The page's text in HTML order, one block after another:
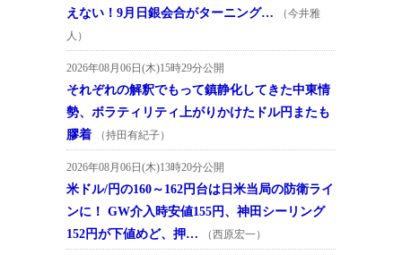
えない！9月日銀会合がターニング…
（今井雅
人）
2026年08月06日(木)15時29分公開
それぞれの解釈でもって鎮静化してきた中東情
勢、ボラティリティ上がりかけたドル円またも
膠着
（持田有紀子）
2026年08月06日(木)13時20分公開
米ドル/円の160～162円台は日米当局の防衛ライ
ンに！ GW介入時安値155円、神田シーリング
152円が下値めど、押…
（西原宏一）